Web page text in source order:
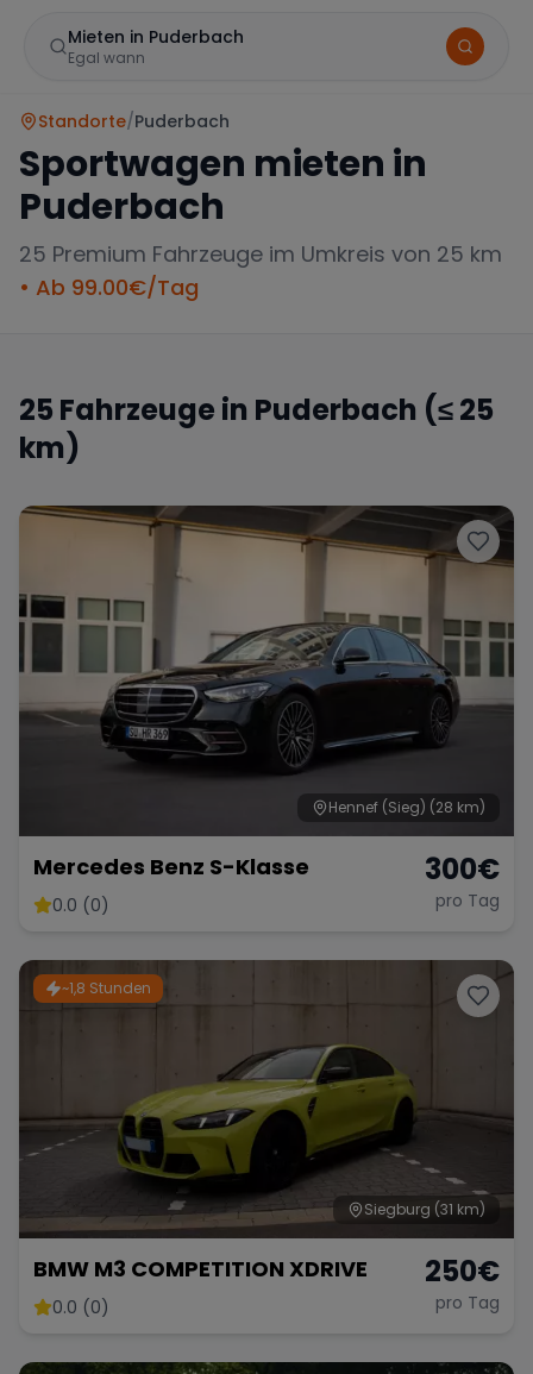
Mieten in Puderbach
Egal wann
Ferrari
McLaren Ford Jaguar
Dodge
Lotus
Range Rover Corvette
Wann
Zeitraum wählen
Standorte/Puderbach
Sportwagen mieten in
Puderbach
25 Premium Fahrzeuge im Umkreis von 25 km
• Ab 99.00€/Tag
25 Fahrzeuge in Puderbach (≤ 25
km)
Hennef (Sieg) (28 km)
Mercedes Benz S-Klasse
0.0 (0)
300€
pro Tag
~1,8 Stunden
Siegburg (31 km)
BMW M3 COMPETITION XDRIVE
0.0 (0)
250€
pro Tag